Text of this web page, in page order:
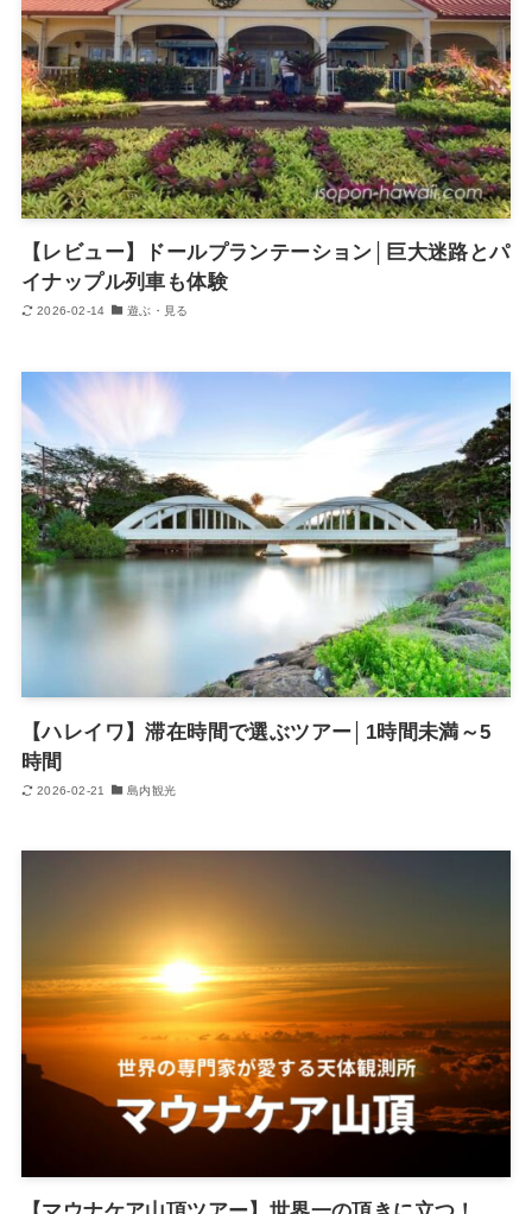
【レビュー】ドールプランテーション│巨大迷路とパ
イナップル列車も体験
2026-02-14 遊ぶ・見る
【ハレイワ】滞在時間で選ぶツアー│1時間未満～5
時間
2026-02-21 島内観光